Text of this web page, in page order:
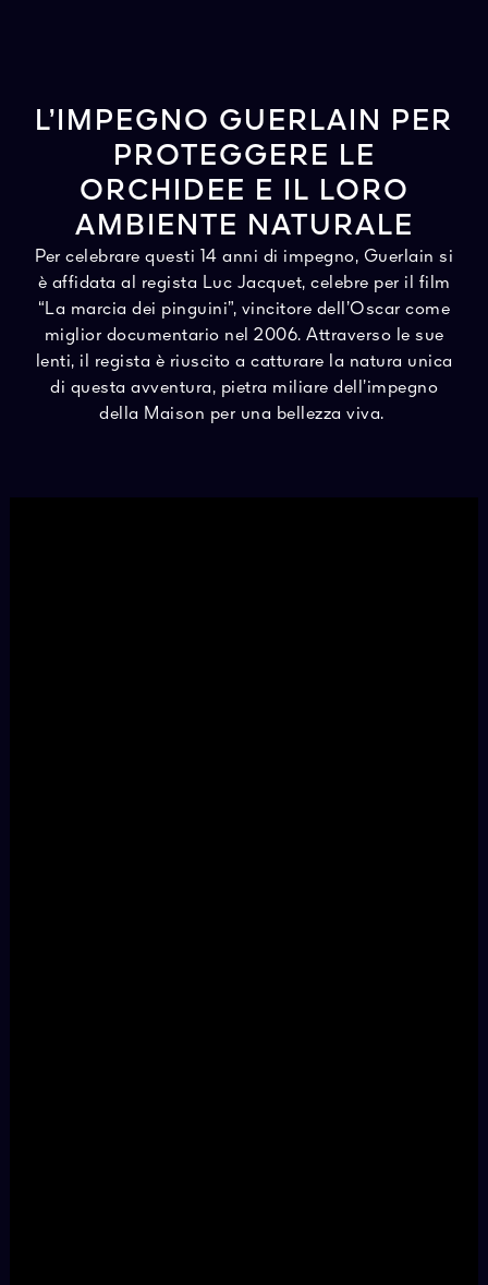
L’IMPEGNO GUERLAIN PER
PROTEGGERE LE
ORCHIDEE E IL LORO
AMBIENTE NATURALE
Per celebrare questi 14 anni di impegno, Guerlain si
è affidata al regista Luc Jacquet, celebre per il film
“La marcia dei pinguini”, vincitore dell’Oscar come
miglior documentario nel 2006. Attraverso le sue
lenti, il regista è riuscito a catturare la natura unica
di questa avventura, pietra miliare dell’impegno
della Maison per una bellezza viva. ​